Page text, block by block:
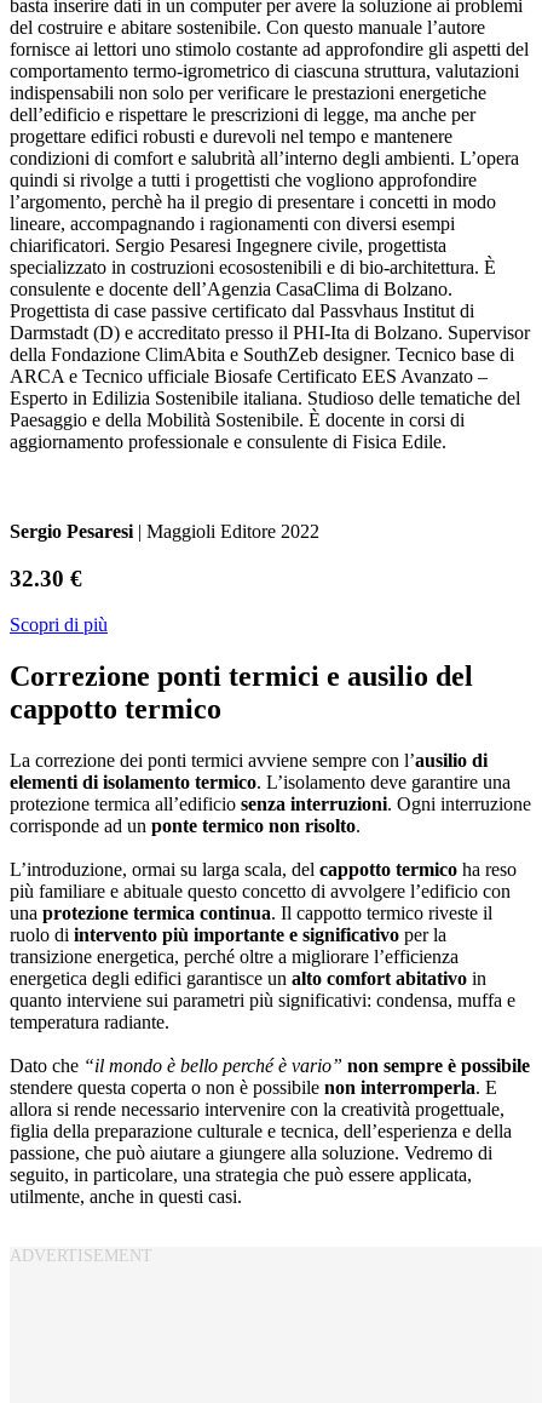
basta inserire dati in un computer per avere la soluzione ai problemi
del costruire e abitare sostenibile. Con questo manuale l’autore
fornisce ai lettori uno stimolo costante ad approfondire gli aspetti del
comportamento termo-igrometrico di ciascuna struttura, valutazioni
indispensabili non solo per verificare le prestazioni energetiche
dell’edificio e rispettare le prescrizioni di legge, ma anche per
progettare edifici robusti e durevoli nel tempo e mantenere
condizioni di comfort e salubrità all’interno degli ambienti. L’opera
quindi si rivolge a tutti i progettisti che vogliono approfondire
l’argomento, perchè ha il pregio di presentare i concetti in modo
lineare, accompagnando i ragionamenti con diversi esempi
chiarificatori. Sergio Pesaresi Ingegnere civile, progettista
specializzato in costruzioni ecosostenibili e di bio-architettura. È
consulente e docente dell’Agenzia CasaClima di Bolzano.
Progettista di case passive certificato dal Passvhaus Institut di
Darmstadt (D) e accreditato presso il PHI-Ita di Bolzano. Supervisor
della Fondazione ClimAbita e SouthZeb designer. Tecnico base di
ARCA e Tecnico ufficiale Biosafe Certificato EES Avanzato –
Esperto in Edilizia Sostenibile italiana. Studioso delle tematiche del
Paesaggio e della Mobilità Sostenibile. È docente in corsi di
aggiornamento professionale e consulente di Fisica Edile.
Sergio Pesaresi | Maggioli Editore 2022
32.30 €
Scopri di più
Correzione ponti termici e ausilio del
cappotto termico
La correzione dei ponti termici avviene sempre con l’ausilio di
elementi di isolamento termico. L’isolamento deve garantire una
protezione termica all’edificio senza interruzioni. Ogni interruzione
corrisponde ad un ponte termico non risolto.
L’introduzione, ormai su larga scala, del cappotto termico ha reso
più familiare e abituale questo concetto di avvolgere l’edificio con
una protezione termica continua. Il cappotto termico riveste il
ruolo di intervento più importante e significativo per la
transizione energetica, perché oltre a migliorare l’efficienza
energetica degli edifici garantisce un alto comfort abitativo in
quanto interviene sui parametri più significativi: condensa, muffa e
temperatura radiante.
Dato che “il mondo è bello perché è vario” non sempre è possibile
stendere questa coperta o non è possibile non interromperla. E
allora si rende necessario intervenire con la creatività progettuale,
figlia della preparazione culturale e tecnica, dell’esperienza e della
passione, che può aiutare a giungere alla soluzione. Vedremo di
seguito, in particolare, una strategia che può essere applicata,
utilmente, anche in questi casi.